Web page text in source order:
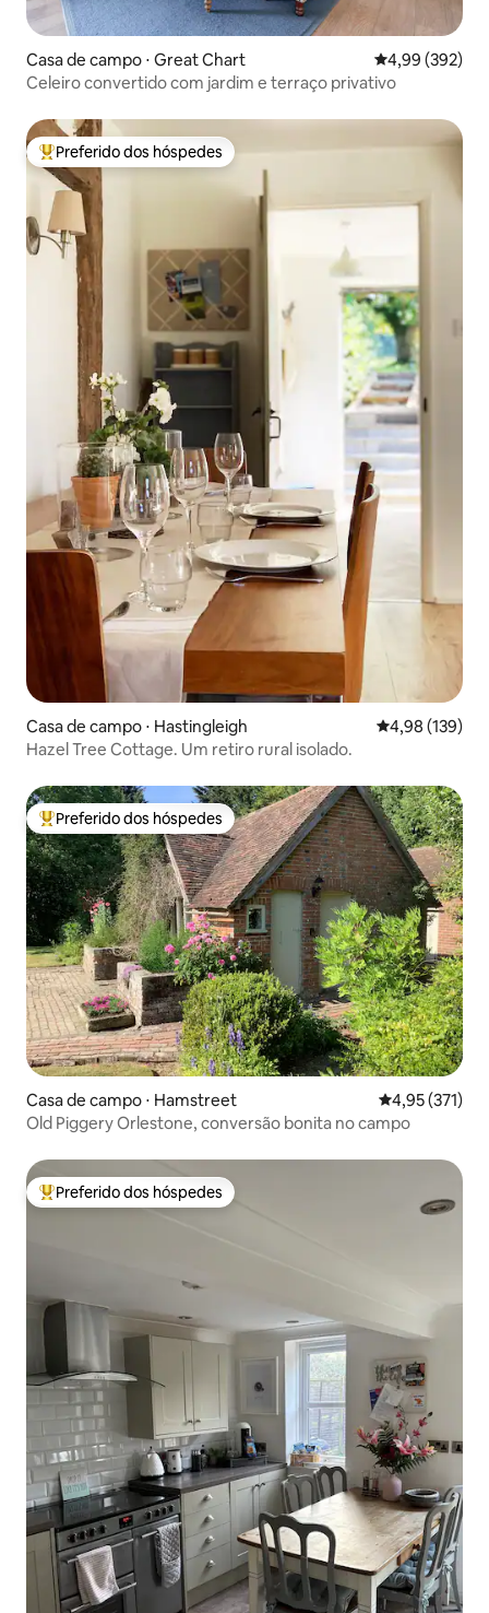
Casa de campo ⋅ Great Chart 4,99 de uma
4,99 (392)
Celeiro convertido com jardim e terraço privativo
Entre os melhores preferidos dos hóspedes
Preferido dos hóspedes
Casa de campo ⋅ Hastingleigh 4,98 de uma
4,98 (139)
Hazel Tree Cottage. Um retiro rural isolado.
Entre os melhores preferidos dos hóspedes
Preferido dos hóspedes
Casa de campo ⋅ Hamstreet 4,95 de uma
4,95 (371)
Old Piggery Orlestone, conversão bonita no campo
Entre os melhores preferidos dos hóspedes
Preferido dos hóspedes